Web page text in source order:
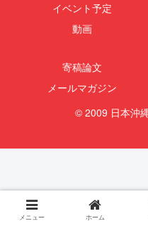
イベント予定
動画
寄稿論文
メールマガジン
© 2009 日本沖
メニュー ホーム